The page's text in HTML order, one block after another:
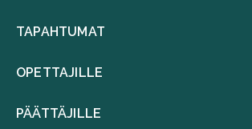
TAPAHTUMAT
OPETTAJILLE
PÄÄTTÄJILLE